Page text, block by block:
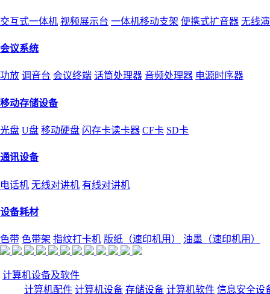
交互式一体机 视频展示台 一体机移动支架 便携式扩音器 无线
会议系统
功放 调音台 会议终端 话筒处理器 音频处理器 电源时序器
移动存储设备
光盘 U盘 移动硬盘 闪存卡读卡器 CF卡 SD卡
通讯设备
电话机 无线对讲机 有线对讲机
设备耗材
色带 色带架 指纹打卡机 版纸（速印机用） 油墨（速印机用）
计算机设备及软件
计算机配件 计算机设备 存储设备 计算机软件 信息安全设